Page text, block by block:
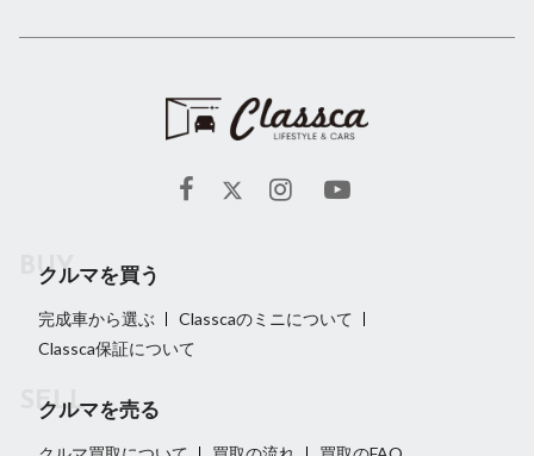
クルマを買う
完成車から選ぶ
Classcaのミニについて
Classca保証について
クルマを売る